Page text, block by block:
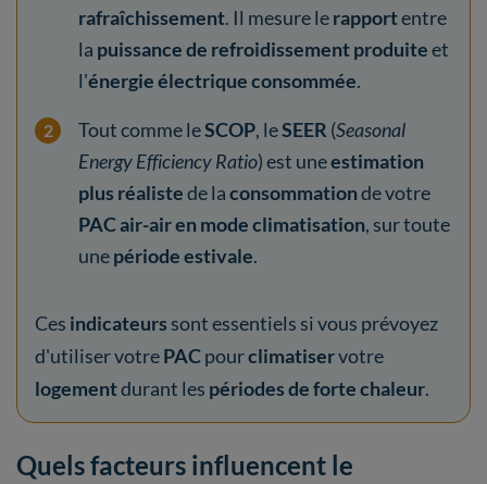
rafraîchissement. Il mesure lerapportentre
la puissance de refroidissement produiteet
l'énergie électrique consommée.
Tout comme leSCOP, leSEER (Seasonal
Energy Efficiency Ratio) est uneestimation
plus réalistede laconsommationde votre
PAC air-air en mode climatisation, sur toute
unepériode estivale.
Ces indicateurs sont essentiels si vous prévoyez
d'utiliser votrePACpourclimatiservotre
logementdurant les périodes de forte chaleur.
Quels facteurs influencent le